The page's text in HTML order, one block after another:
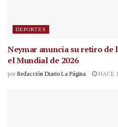
DEPORTES
Neymar anuncia su retiro de
el Mundial de 2026
por Redacción Diario La Página HACE